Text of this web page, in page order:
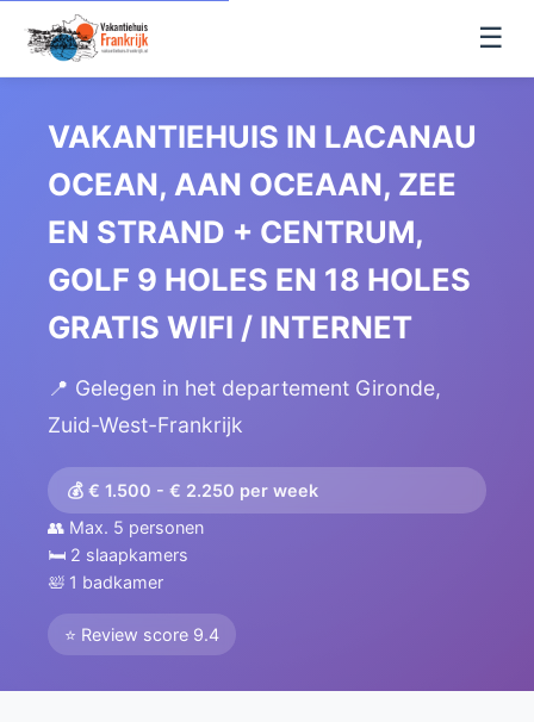
☰
VAKANTIEHUIS IN LACANAU
OCEAN, AAN OCEAAN, ZEE
EN STRAND + CENTRUM,
GOLF 9 HOLES EN 18 HOLES
GRATIS WIFI / INTERNET
📍 Gelegen in het departement Gironde,
Zuid-West-Frankrijk
💰 € 1.500 - € 2.250 per week
👥 Max. 5 personen
🛏️ 2 slaapkamers
🛀 1 badkamer
⭐ Review score 9.4